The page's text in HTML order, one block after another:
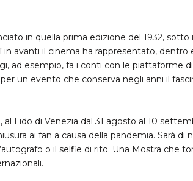
in quella prima edizione del 1932, sotto
in avanti il cinema ha rappresentato, dentro
ad esempio, fa i conti con le piattaforme
un evento che conserva negli anni il
al Lido di Venezia dal 31 agosto al 10
ai fan a causa della pandemia. Sarà
o il selfie di rito. Una Mostra che